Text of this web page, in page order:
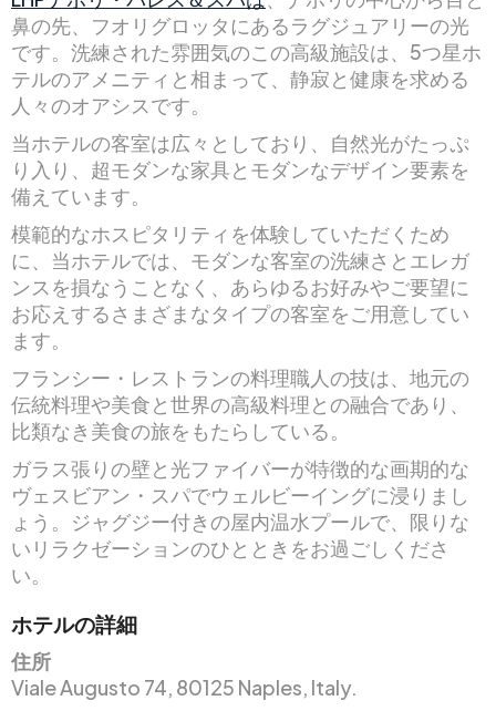
鼻の先、フオリグロッタにあるラグジュアリーの光
です。洗練された雰囲気のこの高級施設は、5つ星ホ
テルのアメニティと相まって、静寂と健康を求める
人々のオアシスです。
当ホテルの客室は広々としており、自然光がたっぷ
り入り、超モダンな家具とモダンなデザイン要素を
備えています。
模範的なホスピタリティを体験していただくため
に、当ホテルでは、モダンな客室の洗練さとエレガ
ンスを損なうことなく、あらゆるお好みやご要望に
お応えするさまざまなタイプの客室をご用意してい
ます。
フランシー・レストランの料理職人の技は、地元の
伝統料理や美食と世界の高級料理との融合であり、
比類なき美食の旅をもたらしている。
ガラス張りの壁と光ファイバーが特徴的な画期的な
ヴェスビアン・スパでウェルビーイングに浸りまし
ょう。ジャグジー付きの屋内温水プールで、限りな
いリラクゼーションのひとときをお過ごしくださ
い。
ホテルの詳細
住所
Viale Augusto 74, 80125 Naples, Italy.